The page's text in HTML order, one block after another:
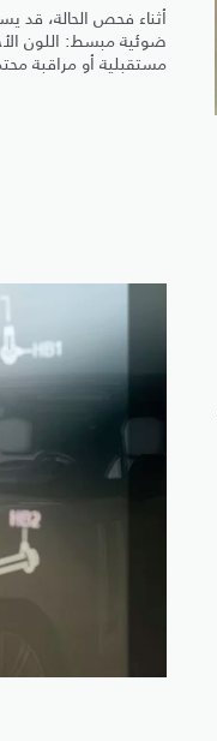
أثناء فحص الحالة، قد
ضوئية مبسط: اللون
مستقبلية أو مراقبة